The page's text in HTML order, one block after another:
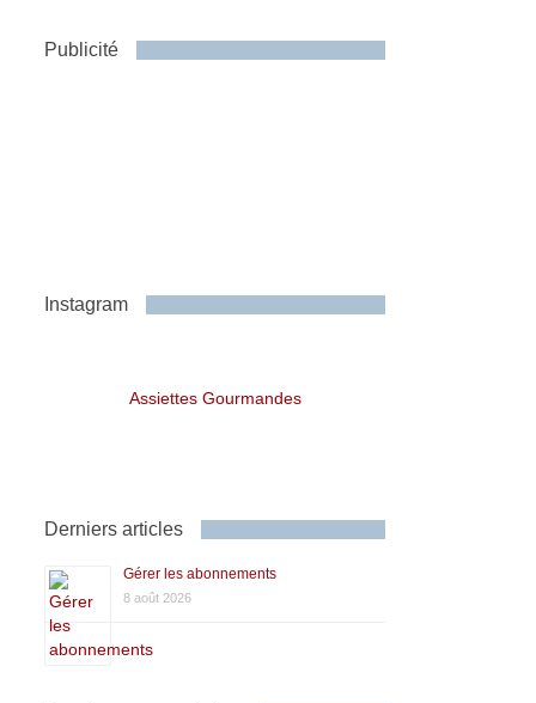
Publicité
Instagram
Assiettes Gourmandes
Derniers articles
Gérer les abonnements
8 août 2026